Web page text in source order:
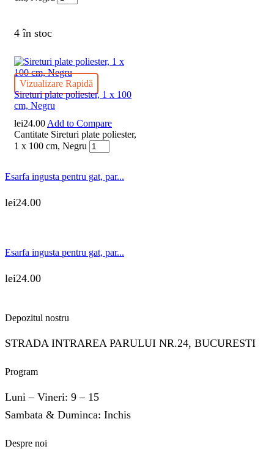
4 în stoc
Vizualizare Rapidă
Sireturi plate poliester, 1 x 100
cm, Negru
lei24.00 Add to Compare
Cantitate Sireturi plate poliester,
1 x 100 cm, Negru
Esarfa ingusta pentru gat, par...
lei24.00
Esarfa ingusta pentru gat, par...
lei24.00
Depozitul nostru
STRADA INTRAREA PARULUI NR.24, BUCURESTI
Program
Luni – Vineri: 9 – 15
Sambata & Duminca: Inchis
Despre noi